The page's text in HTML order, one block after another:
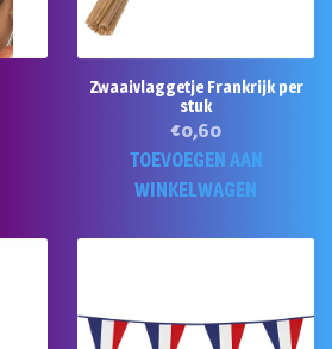
Zwaaivlaggetje Frankrijk per
stuk
€0,60
TOEVOEGEN AAN
WINKELWAGEN